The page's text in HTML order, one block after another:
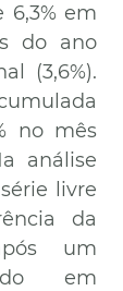
6,3% em
do ano
(3,6%).
no mês
análise
livre
da
um
em